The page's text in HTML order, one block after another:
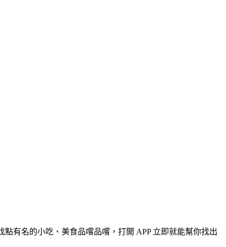
有名的小吃、美食品嚐品嚐，打開 APP 立即就能幫你找出